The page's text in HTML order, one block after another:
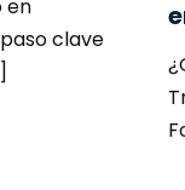
en
clave